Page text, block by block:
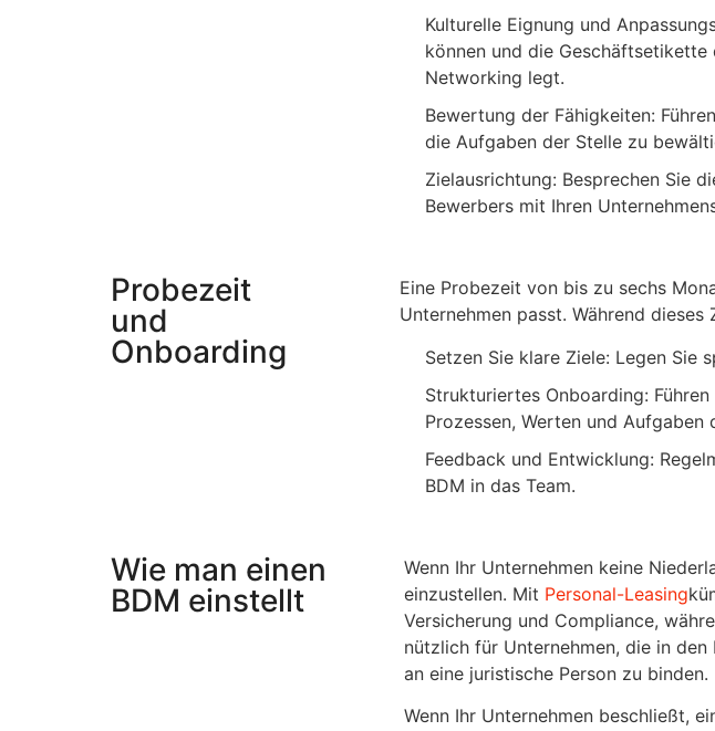
Kulturelle Eignung und
können und die Geschäftsetikette
Networking legt.
Bewertung der Fähigkeiten:
die Aufgaben der Stelle zu
Zielausrichtung: Besprechen Sie
Bewerbers mit Ihren
Probezeit
und
Onboarding
Eine Probezeit von bis zu sechs
Unternehmen passt. Während dieses
Setzen Sie klare Ziele: Legen Sie
Strukturiertes Onboarding:
Prozessen, Werten und
Feedback und Entwicklung:
BDM in das Team.
Wie man einen
BDM einstellt
Wenn Ihr Unternehmen keine
einzustellen. Mit Personal-Leasing
Versicherung und Compliance,
nützlich für Unternehmen, die in
an eine juristische Person zu binden.
Wenn Ihr Unternehmen beschließt,